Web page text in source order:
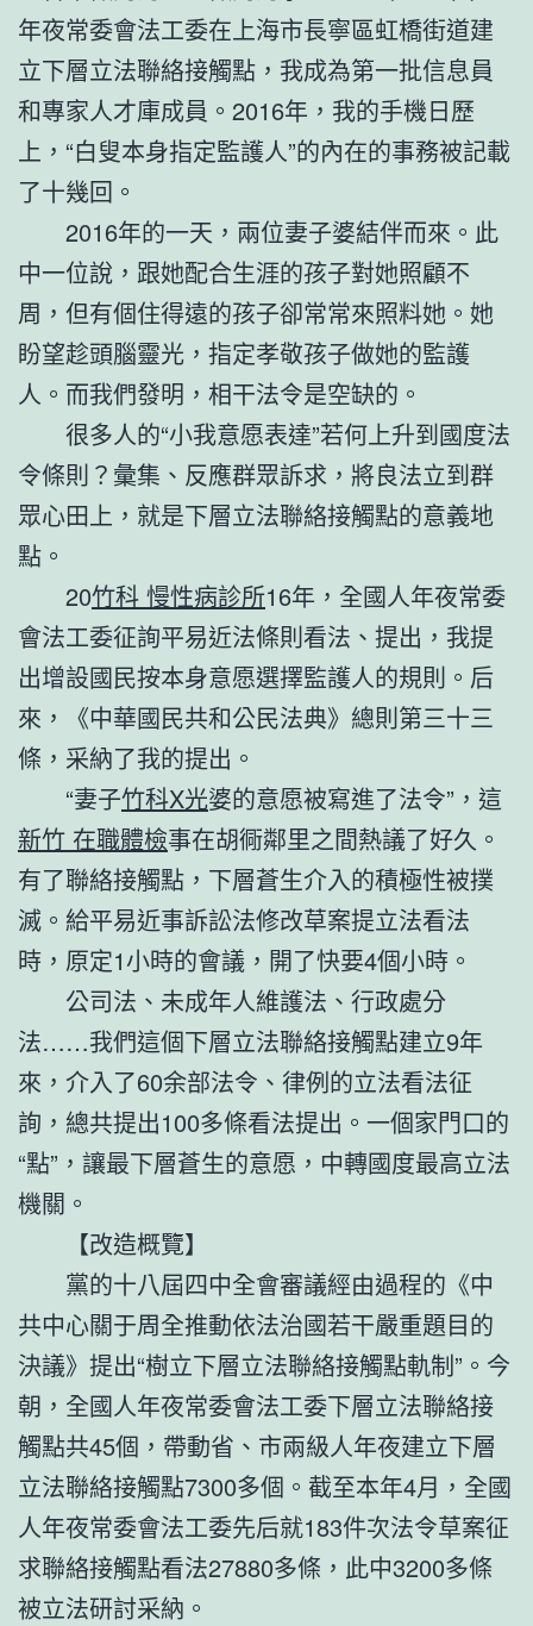
年夜常委會法工委在上海市長寧區虹橋街道建
立下層立法聯絡接觸點，我成為第一批信息員
和專家人才庫成員。2016年，我的手機日歷
上，“白叟本身指定監護人”的內在的事務被記載
了十幾回。
2016年的一天，兩位妻子婆結伴而來。此
中一位說，跟她配合生涯的孩子對她照顧不
周，但有個住得遠的孩子卻常常來照料她。她
盼望趁頭腦靈光，指定孝敬孩子做她的監護
人。而我們發明，相干法令是空缺的。
很多人的“小我意愿表達”若何上升到國度法
令條則？彙集、反應群眾訴求，將良法立到群
眾心田上，就是下層立法聯絡接觸點的意義地
點。
20竹科 慢性病診所16年，全國人年夜常委
會法工委征詢平易近法條則看法、提出，我提
出增設國民按本身意愿選擇監護人的規則。后
來，《中華國民共和公民法典》總則第三十三
條，采納了我的提出。
“妻子竹科X光婆的意愿被寫進了法令”，這
新竹 在職體檢事在胡衕鄰里之間熱議了好久。
有了聯絡接觸點，下層蒼生介入的積極性被撲
滅。給平易近事訴訟法修改草案提立法看法
時，原定1小時的會議，開了快要4個小時。
公司法、未成年人維護法、行政處分
法……我們這個下層立法聯絡接觸點建立9年
來，介入了60余部法令、律例的立法看法征
詢，總共提出100多條看法提出。一個家門口的
“點”，讓最下層蒼生的意愿，中轉國度最高立法
機關。
【改造概覽】
黨的十八屆四中全會審議經由過程的《中
共中心關于周全推動依法治國若干嚴重題目的
決議》提出“樹立下層立法聯絡接觸點軌制”。今
朝，全國人年夜常委會法工委下層立法聯絡接
觸點共45個，帶動省、市兩級人年夜建立下層
立法聯絡接觸點7300多個。截至本年4月，全國
人年夜常委會法工委先后就183件次法令草案征
求聯絡接觸點看法27880多條，此中3200多條
被立法研討采納。